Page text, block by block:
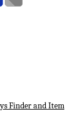
Finder and Item